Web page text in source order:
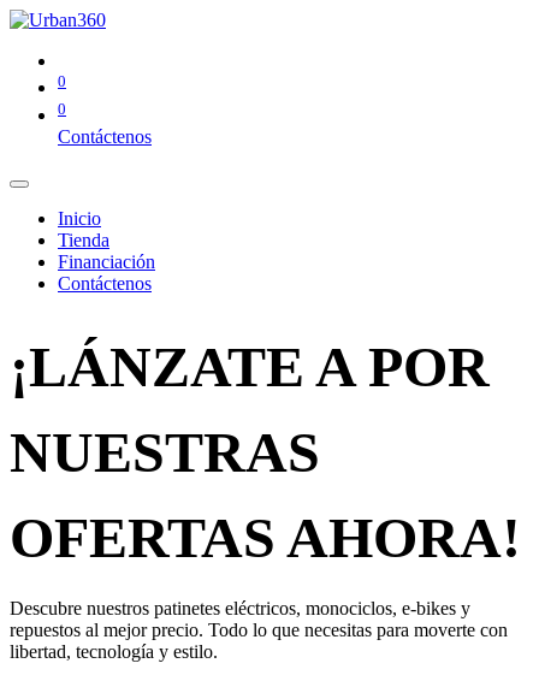
0
0
Contáctenos
Inicio
Tienda
Financiación
Contáctenos
¡LÁNZATE A POR
NUESTRAS
OFERTAS AHORA!
Descubre nuestros patinetes eléctricos, monociclos, e-bikes y
repuestos al mejor precio. Todo lo que necesitas para moverte con
libertad, tecnología y estilo.